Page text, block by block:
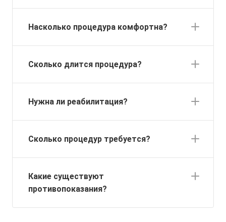
Насколько процедура комфортна?
Сколько длится процедура?
Нужна ли реабилитация?
Сколько процедур требуется?
Какие существуют
противопоказания?